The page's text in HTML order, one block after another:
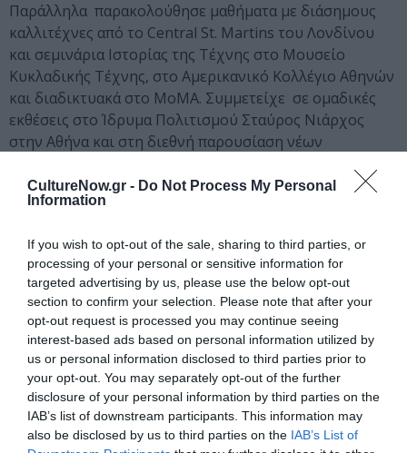
CultureNow.gr - Do Not Process My Personal
Information
If you wish to opt-out of the sale, sharing to third parties, or
processing of your personal or sensitive information for
targeted advertising by us, please use the below opt-out
section to confirm your selection. Please note that after your
opt-out request is processed you may continue seeing
interest-based ads based on personal information utilized by
us or personal information disclosed to third parties prior to
your opt-out. You may separately opt-out of the further
disclosure of your personal information by third parties on the
IAB’s list of downstream participants. This information may
also be disclosed by us to third parties on the IAB’s List of
Παράλληλα παρακολούθησε μαθήματα με διάσημους
καλλιτέχνες από το Central St. Martins του Λονδίνου
και σεμινάρια Ιστορίας της Τέχνης στο Μουσείο
Κυκλαδικής Τέχνης, στο Αμερικανικό Κολλέγιο Αθηνών
και διαδικτυακά στο MoMA. Συμμετείχε σε ομαδικές
εκθέσεις στο Ίδρυμα Πολιτισμού Σταύρος Νιάρχος
στην Αθήνα και στη διεθνή παρουσίαση νέων
show στο MoMA στη Νέα Υόρκη και τώρα
πραγματοποιεί την πρώτη ατομική της έκθεση στη
Κεντρική εικόνα θέματος: Πέρασμα στον ορίζοντα, ακρυλικό
και λαδοπαστέλ σε καμβά, 140×200
Ταυτότητα Εκδήλωσης
Ημερομηνία:
Από: 18/01/2024 Εως:
10/02/2024
Εγκαίνια: Πέμπτη 18 Ιανουρίου 2024, 19:00-21:30